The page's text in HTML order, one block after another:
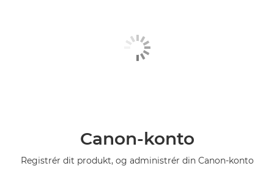
Canon-konto
Registrér dit produkt, og administrér din Canon-konto